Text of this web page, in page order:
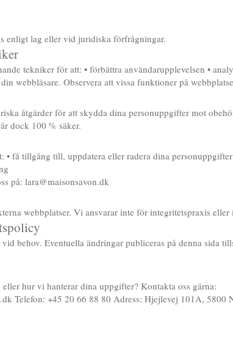
enligt lag eller vid juridiska förfrågningar.
tekniker för att: • förbättra användarupplevelsen •
webbläsare. Observera att vissa funktioner på
åtgärder för att skydda dina personuppgifter mot
dock 100 % säker.
• få tillgång till, uppdatera eller radera dina
på: lara@maisonsavon.dk
webbplatser. Vi ansvarar inte för integritetspraxis eller
behov. Eventuella ändringar publiceras på denna sida
hur vi hanterar dina uppgifter? Kontakta oss gärna:
Telefon: +45 20 66 88 80 Adress: Hjejlevej 101A, 5800